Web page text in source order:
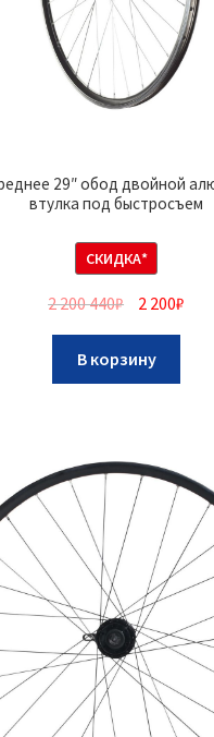
29″ обод двойной
втулка под быстросъем
СКИДКА*
2 200 440₽ 2 200₽
В корзину